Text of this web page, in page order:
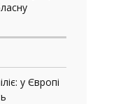
у Європі